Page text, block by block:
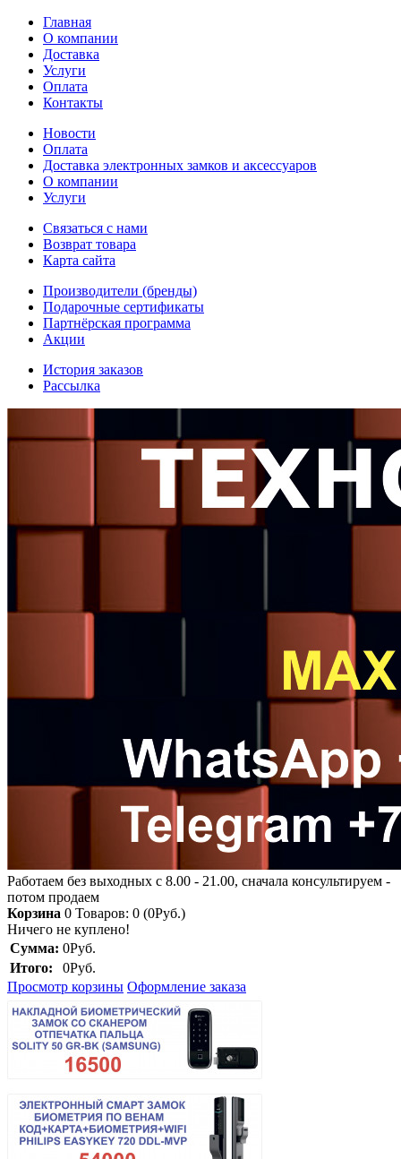
Главная
О компании
Доставка
Услуги
Оплата
Контакты
Новости
Оплата
Доставка электронных замков и аксессуаров
О компании
Услуги
Связаться с нами
Возврат товара
Карта сайта
Производители (бренды)
Подарочные сертификаты
Партнёрская программа
Акции
История заказов
Рассылка
Работаем без выходных с 8.00 - 21.00, сначала консультируем -
потом продаем
Корзина 0 Товаров: 0 (0Руб.)
Ничего не куплено!
Сумма: 0Руб.
Итого:
0Руб.
Просмотр корзины Оформление заказа